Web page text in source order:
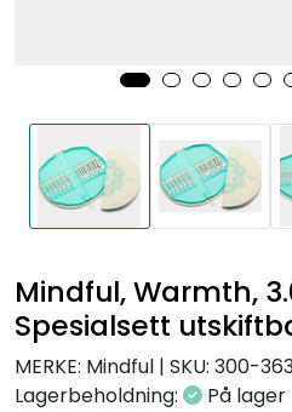
Mindful, Warmth,
Spesialsett
MERKE: Mindful | SKU: 300-
Lagerbeholdning:
På lager